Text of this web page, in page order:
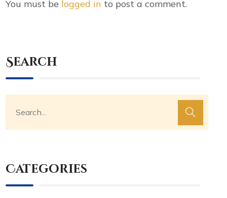
You must be logged in to post a comment.
Search
Categories